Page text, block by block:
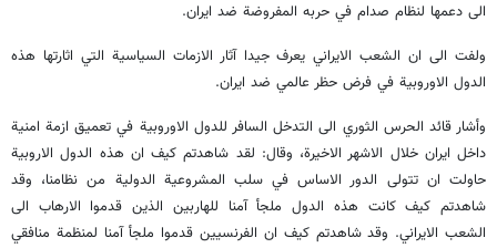
الى دعمها لنظام صدام في حربه المفروضة ضد ايران.
ولفت الى ان الشعب الايراني يعرف جيدا آثار الازمات السياسية التي اثارتها هذه
الدول الاوروبية في فرض حظر عالمي ضد ايران.
وأشار قائد الحرس الثوري الى التدخل السافر للدول الاوروبية في تعميق ازمة امنية
داخل ايران خلال الاشهر الاخيرة، وقال: لقد شاهدتم كيف ان هذه الدول الاروبية
حاولت ان تتولى الدور الاساس في سلب المشروعية الدولية من نظامنا، وقد
شاهدتم كيف كانت هذه الدول ملجأ آمنا للهاربين الذين قدموا الارهاب الى
الشعب الايراني. وقد شاهدتم كيف ان الفرنسيين قدموا ملجأ آمنا لمنظمة منافقي